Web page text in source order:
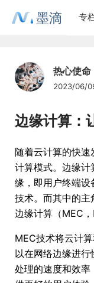
墨滴 专
热心使命
2023/06/
边缘计算：
随着云计算的快速
计算模式。边缘计
缘，即用户终端设
技术。而其中的主
边缘计算（MEC
MEC技术将云计
以在网络边缘进
处理的速度和效率